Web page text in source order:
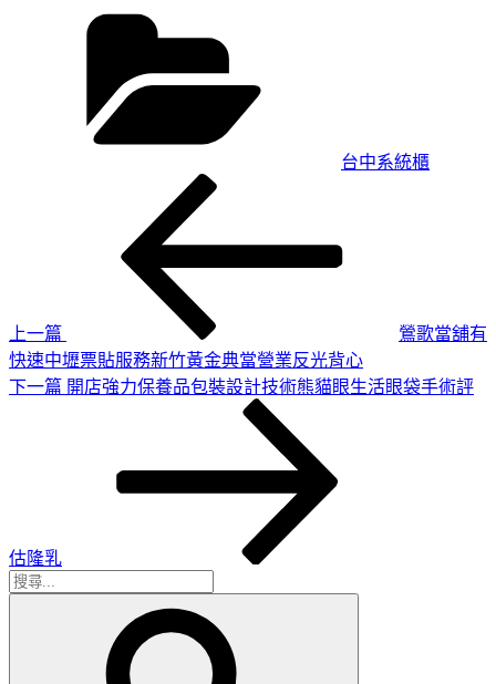
台中系統櫃
上一篇
鶯歌當舖有
快速中壢票貼服務新竹黃金典當營業反光背心
下
下一篇 開店強力保養品包裝設計技術熊貓眼生活眼袋手術評
估隆乳
搜